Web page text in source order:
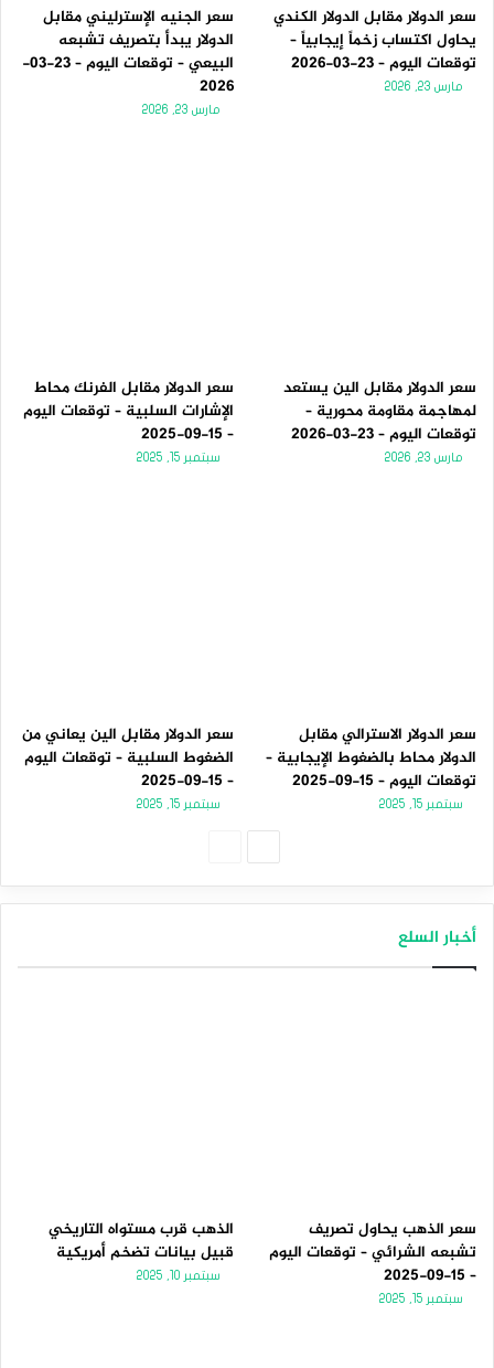
سعر الدولار مقابل الدولار الكندي
يحاول اكتساب زخماً إيجابياً –
توقعات اليوم – 23-03-2026
مارس 23, 2026
سعر الجنيه الإسترليني مقابل
الدولار يبدأ بتصريف تشبعه
البيعي – توقعات اليوم – 23-03-
2026
مارس 23, 2026
سعر الدولار مقابل الين يستعد
لمهاجمة مقاومة محورية –
توقعات اليوم – 23-03-2026
مارس 23, 2026
سعر الدولار مقابل الفرنك محاط
الإشارات السلبية – توقعات اليوم
– 15-09-2025
سبتمبر 15, 2025
سعر الدولار الاسترالي مقابل
الدولار محاط بالضغوط الإيجابية –
توقعات اليوم – 15-09-2025
سبتمبر 15, 2025
سعر الدولار مقابل الين يعاني من
الضغوط السلبية – توقعات اليوم
– 15-09-2025
سبتمبر 15, 2025
أخبار السلع
سعر الذهب يحاول تصريف
تشبعه الشرائي – توقعات اليوم
– 15-09-2025
سبتمبر 15, 2025
الذهب قرب مستواه التاريخي
قبيل بيانات تضخم أمريكية
سبتمبر 10, 2025